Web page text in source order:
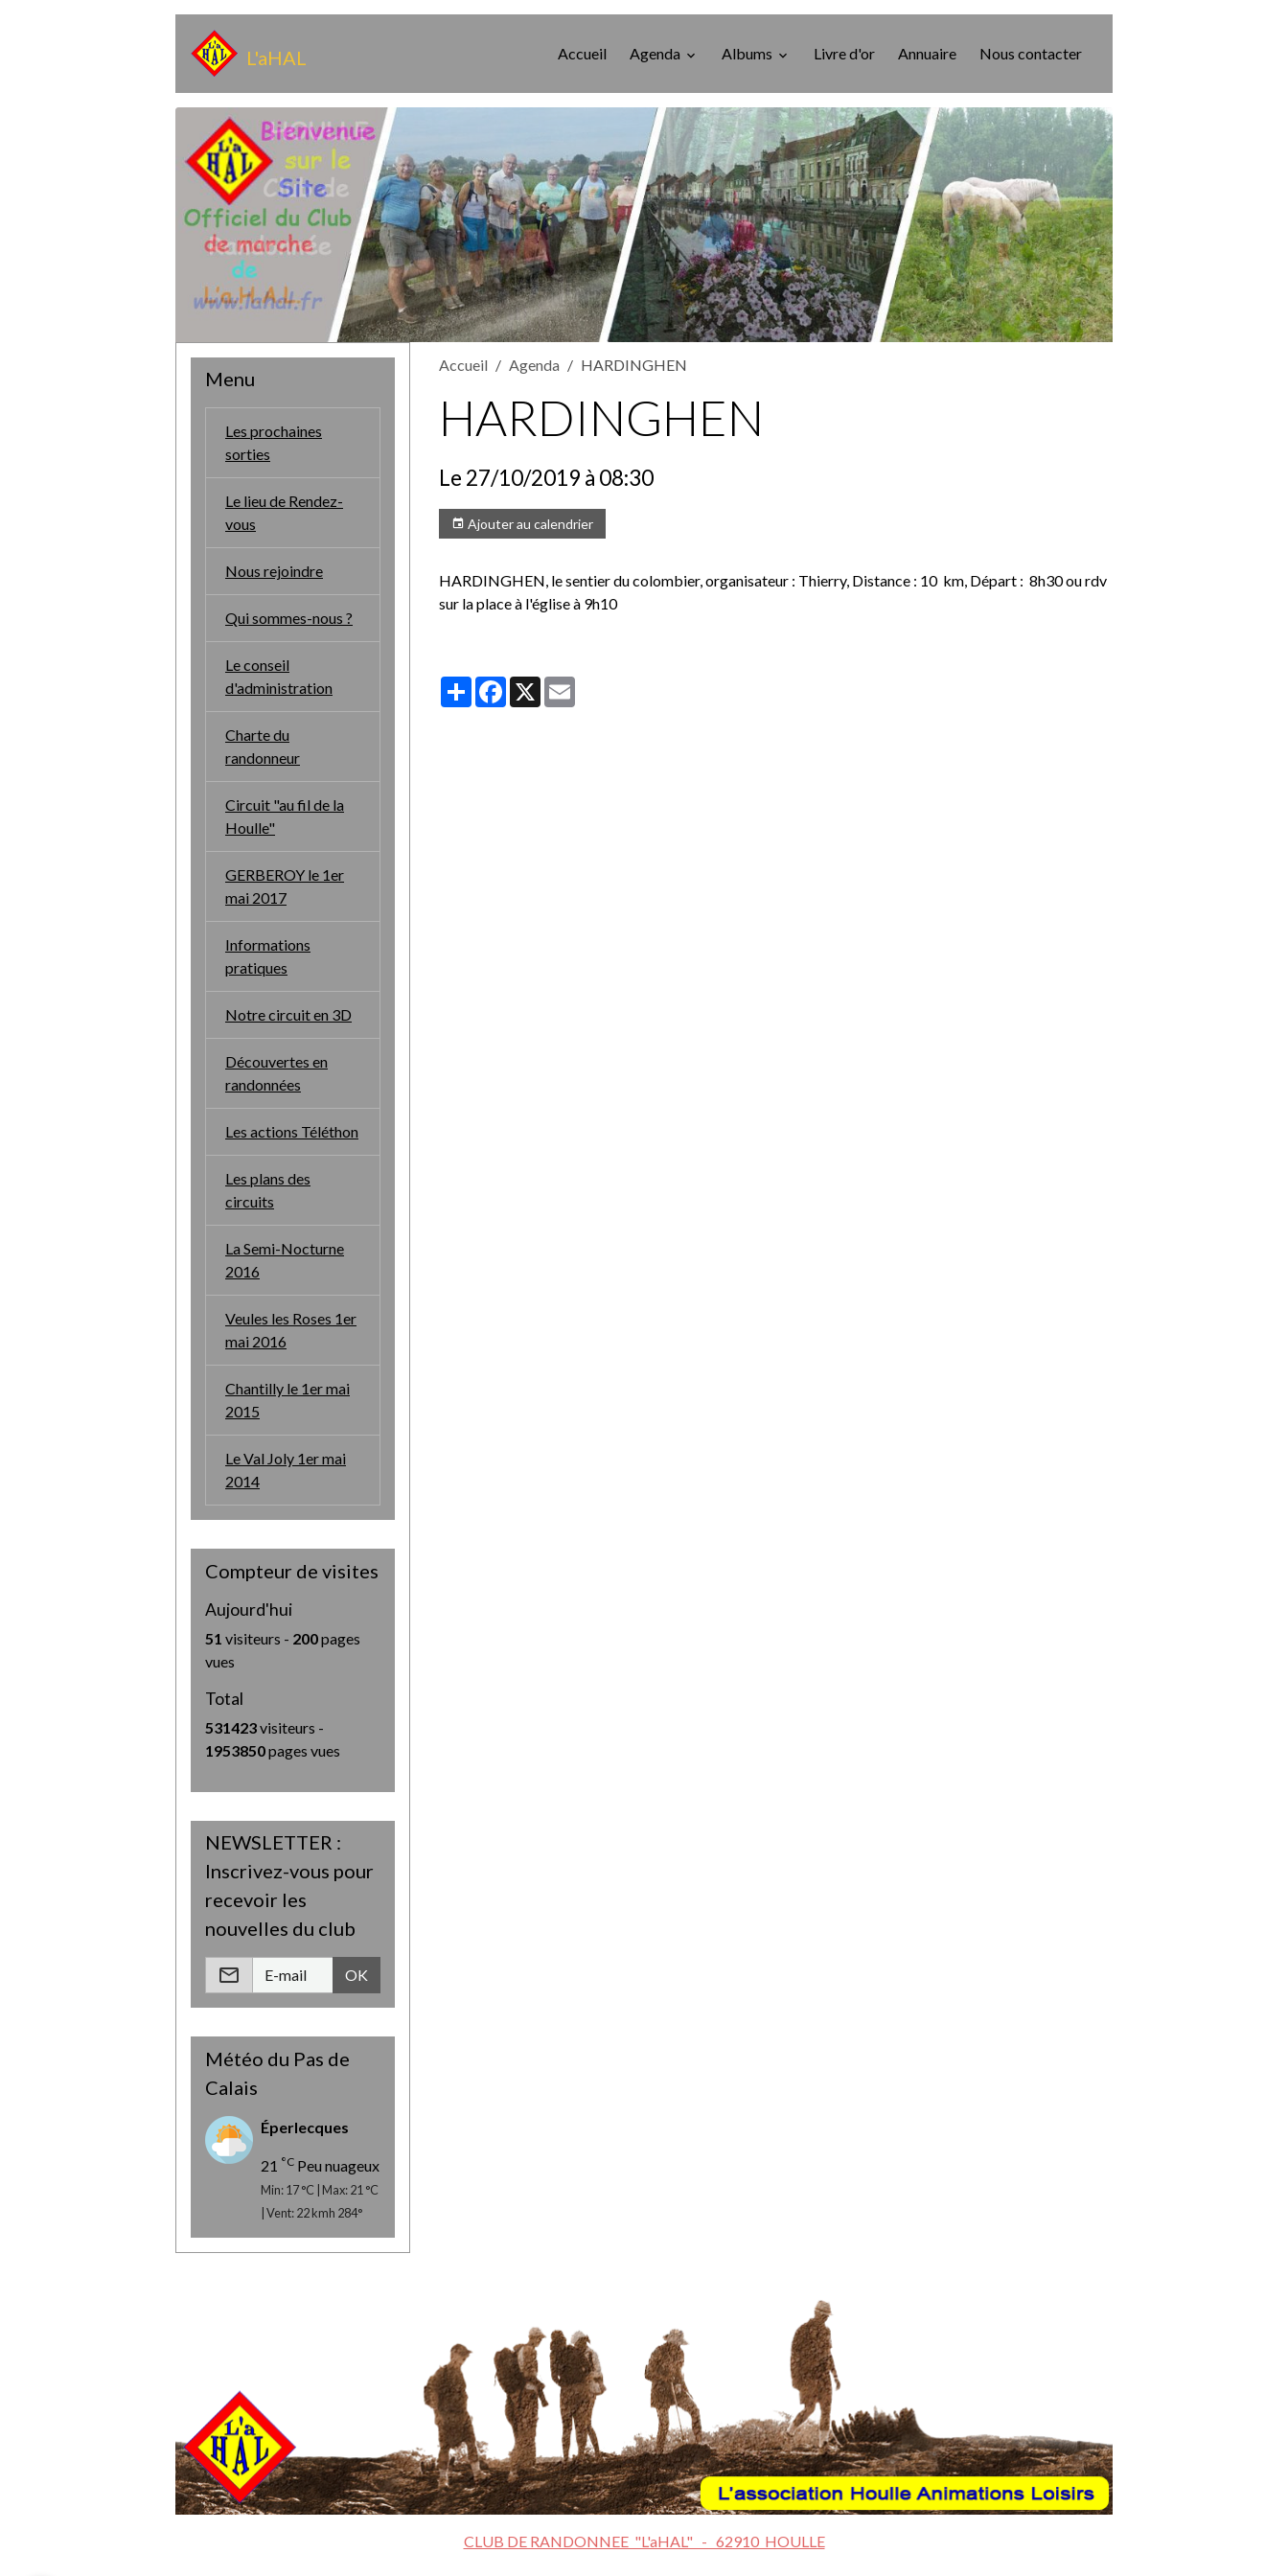
L'aHAL Accueil Agenda Albums Livre d'or Annuaire Nous contacter
Accueil Agenda HARDINGHEN
HARDINGHEN
Le 27/10/2019 à 08:30
Ajouter au calendrier
HARDINGHEN, le sentier du colombier, organisateur : Thierry, Distance : 10 km, Départ : 8h30 ou rdv
sur la place à l'église à 9h10
PartagerFacebook
X Email
Menu
Les prochaines
sorties
Le lieu de Rendez-
vous
Nous rejoindre
Qui sommes-nous ?
Le conseil
d'administration
Charte du
randonneur
Circuit "au fil de la
Houlle"
GERBEROY le 1er
mai 2017
Informations
pratiques
Notre circuit en 3D
Découvertes en
randonnées
Les actions Téléthon
Les plans des
circuits
La Semi-Nocturne
2016
Veules les Roses 1er
mai 2016
Chantilly le 1er mai
2015
Le Val Joly 1er mai
2014
Compteur de visites
Aujourd'hui
51 visiteurs - 200pages
vues
Total
531423visiteurs -
1953850pages vues
NEWSLETTER :
Inscrivez-vous pour
recevoir les
nouvelles du club
OK
Météo du Pas de
Calais
Éperlecques
21 °C Peu nuageux
Min: 17 °C | Max: 21 °C
| Vent: 22 kmh 284°
CLUB DE RANDONNEE "L'aHAL" - 62910 HOULLE